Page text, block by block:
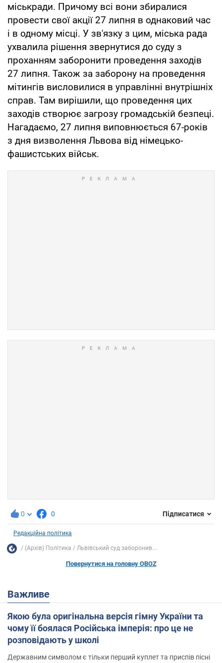
міськради. Причому всі вони збиралися
провести свої акції 27 липня в однаковий час
і в одному місці. У зв'язку з цим, міська рада
ухвалила рішення звернутися до суду з
проханням заборонити проведення заходів
27 липня. Також за заборону на проведення
мітингів висловилися в управлінні внутрішніх
справ. Там вирішили, що проведення цих
заходів створює загрозу громадській безпеці.
Нагадаємо, 27 липня виповнюється 67-років
з дня визволення Львова від німецько-
фашистських військ.
0 0 Підписатися
Редакційна політика
(Архів) Політика Львівський суд заборонив...
Повернутися на головну OBOZ
Важливе
Якою була оригінальна версія гімну України та
чому її боялася Російська імперія: про це не
розповідають у школі
Державним символом є тільки перший куплет та приспів пісні